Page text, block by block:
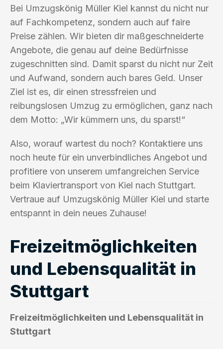
Bei Umzugskönig Müller Kiel kannst du nicht nur
auf Fachkompetenz, sondern auch auf faire
Preise zählen. Wir bieten dir maßgeschneiderte
Angebote, die genau auf deine Bedürfnisse
zugeschnitten sind. Damit sparst du nicht nur Zeit
und Aufwand, sondern auch bares Geld. Unser
Ziel ist es, dir einen stressfreien und
reibungslosen Umzug zu ermöglichen, ganz nach
dem Motto: „Wir kümmern uns, du sparst!“
Also, worauf wartest du noch? Kontaktiere uns
noch heute für ein unverbindliches Angebot und
profitiere von unserem umfangreichen Service
beim Klaviertransport von Kiel nach Stuttgart.
Vertraue auf Umzugskönig Müller Kiel und starte
entspannt in dein neues Zuhause!
Freizeitmöglichkeiten
und Lebensqualität in
Stuttgart
Freizeitmöglichkeiten und Lebensqualität in
Stuttgart